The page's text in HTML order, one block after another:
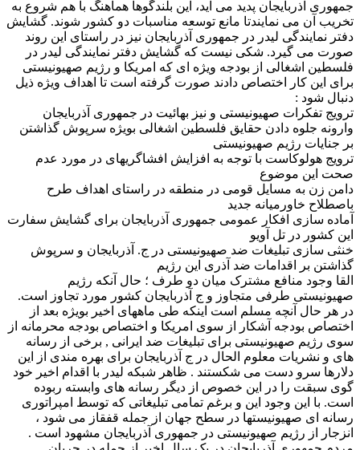
جمهوری آذربایجان پدید می آید، این بلندگوها هماهنگ با هم شروع به
تخریب آن می نمایندتا مانع توسعه مناسبات دو کشور شوند. گشایش
دفتر نمایندگی لیدر در جمهوری آذربایجان نیز در راستای این روند
صورت می گیرد. شکی نیست که گشایش دفتر نمایندگی لیدر در
فلسطین اشغالی از بودجه ویژه ای که امریکا و رژیم صهیونیستی
برای این کار اختصاص دادند صورت گرفته است تا اهداف ویژه ذیل
دنبال شود :
ترویج تفکرات صهیونیستی و نیز بهائیت در جمهوری آذربایجان
وارونه جلوه دادن حقایق فلسطین اشغالی بویژه سرپوش گذاشتن
بر جنایات رژیم صهیونیستی
ترویج هولوکاست با توجه به افزایش افشاگریهای در مورد عدم
صحت این موضوع
دامن زن به مسایل قومی در منطقه در راستای اهداف طرح
باصطلاح خاورمیانه جدید
آماده سازی افکار عمومی جمهوری آذربایجان برای گشایش سفارت
این کشور در تل آویو
خنثی سازی تبلیغات ضد صهیونیستی در ج. آذربایجان و سرپوش
گذاشتن بر اقدامات ضد آذری این رژیم
القا وجود منافع مشترک میان دو طرف ؛ حال آنکه رژیم
صهیونیستی طرفی متجاوز و ج آذربایجان کشور مورد تجاوز است.
در هر حال آنچه مسلم است اینکه طی ماههای اخیر بویژه بعد از
اختصاص بودجه آشکار از سوی امریکا و اختصاص بودجه محرمانه از
سوی رژیم صهیونیستی برای تبلیغات ضد ایرانی , برخی از رسانه
های و نشریات معلوم الحال در ج آذربایجان برای بهره مندی از این
دلارها سرو دست می شکستند . ظاهر شبکه لیدر با اقدام اخیر خود
گوی سبقت را در این خصوص از دیگر رسانه های وابسته ربوده
است. با این وجود این و برغم تمامی تبلیغاتی که توسط امپراتوری
رسانه ای صهیونیستها در سطح جهان از جمله قفقاز می شود ،
انزجار از رژیم صهیونیستی در جمهوری آذربایجان مشهود است .